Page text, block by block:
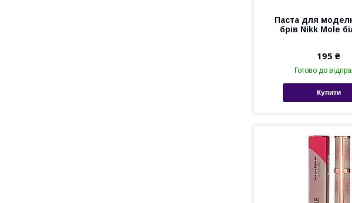
Паста для
брів Nikk Mole
195 ₴
Готово до
Купити